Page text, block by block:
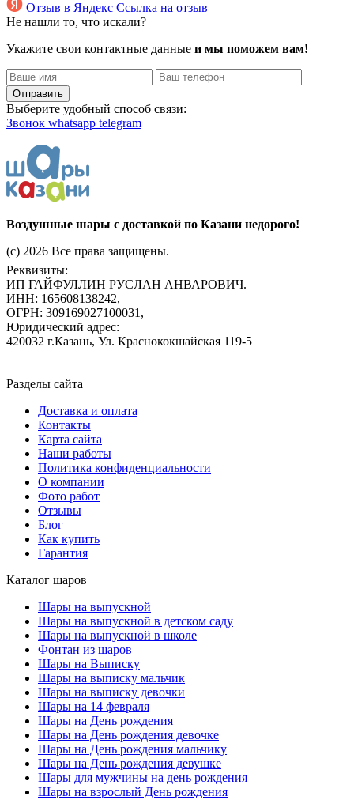
Отзыв в Яндекс Ссылка на отзыв
Не нашли то, что искали?
Укажите свои контактные данные и мы поможем вам!
Отправить
Выберите удобный способ связи:
Звонок whatsapp telegram
Воздушные шары с доставкой по Казани недорого!
(c) 2026 Все права защищены.
Реквизиты:
ИП ГАЙФУЛЛИН РУСЛАН АНВАРОВИЧ.
ИНН: 165608138242,
ОГРН: 309169027100031,
Юридический адрес:
420032 г.Казань, Ул. Краснококшайская 119-5
Разделы сайта
Доставка и оплата
Контакты
Карта сайта
Наши работы
Политика конфиденциальности
О компании
Фото работ
Отзывы
Блог
Как купить
Гарантия
Каталог шаров
Шары на выпускной
Шары на выпускной в детском саду
Шары на выпускной в школе
Фонтан из шаров
Шары на Выписку
Шары на выписку мальчик
Шары на выписку девочки
Шары на 14 февраля
Шары на День рождения
Шары на День рождения девочке
Шары на День рождения мальчику
Шары на День рождения девушке
Шары для мужчины на день рождения
Шары на взрослый День рождения